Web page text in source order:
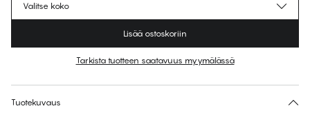
Ei ehdotettua kokoa tähän tuotteeseen
Valitse koko
Lisää ostoskoriin
Tarkista tuotteen saatavuus myymälässä
Tuotekuvaus